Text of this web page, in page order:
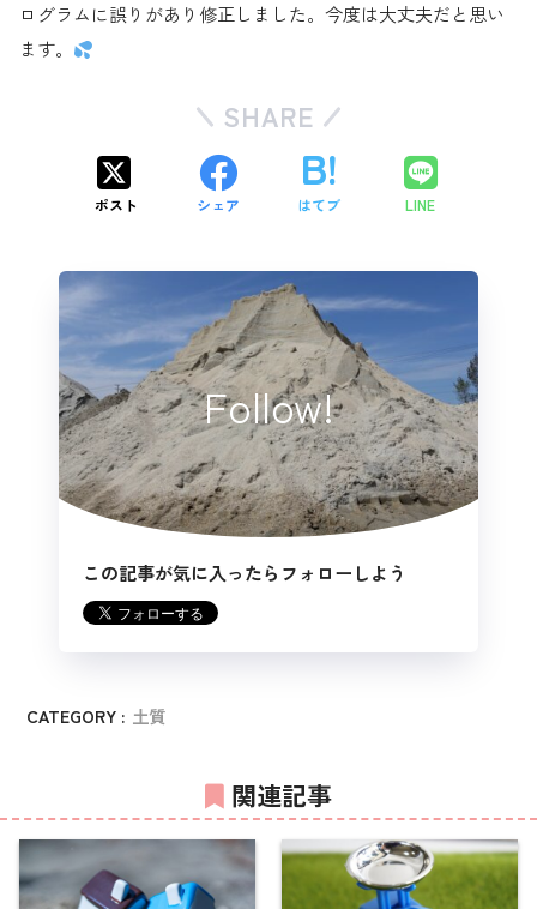
ログラムに誤りがあり修正しました。今度は大丈夫だと思い
ます。
SHARE
ポスト シェア はてブ LINE
Follow!
この記事が気に入ったらフォローしよう
CATEGORY : 土質
関連記事